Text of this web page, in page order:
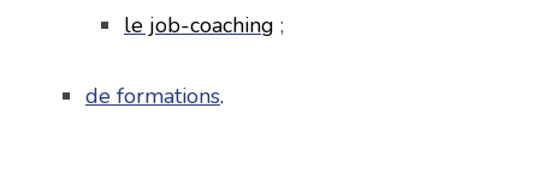
le job-coaching ;
de formations.